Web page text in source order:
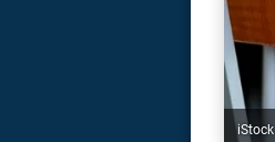
iStock